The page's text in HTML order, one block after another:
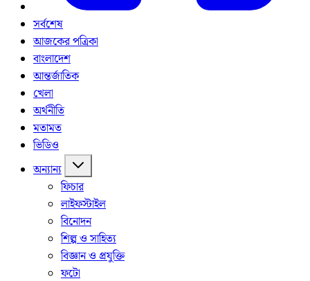
সর্বশেষ
আজকের পত্রিকা
বাংলাদেশ
আন্তর্জাতিক
খেলা
অর্থনীতি
মতামত
ভিডিও
অন্যান্য
ফিচার
লাইফস্টাইল
বিনোদন
শিল্প ও সাহিত্য
বিজ্ঞান ও প্রযুক্তি
ফটো